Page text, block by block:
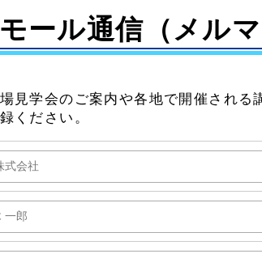
ール通信（メルマ
見学会のご案内や各地で開催される
ください。